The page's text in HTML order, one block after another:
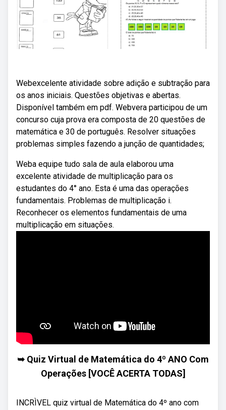
Webexcelente atividade sobre adição e subtração para
os anos iniciais. Questões objetivas e abertas.
Disponível também em pdf. Webvera participou de um
concurso cuja prova era composta de 20 questões de
matemática e 30 de português. Resolver situações
problemas simples fazendo a junção de quantidades;
Weba equipe tudo sala de aula elaborou uma
excelente atividade de multiplicação para os
estudantes do 4° ano. Esta é uma das operações
fundamentais. Problemas de multiplicação i.
Reconhecer os elementos fundamentais de uma
multiplicação em situações.
➥ Quiz Virtual de Matemática do 4º ANO Com
Operações [VOCÊ ACERTA TODAS]
INCRÌVEL quiz virtual de Matemática do 4º ano com